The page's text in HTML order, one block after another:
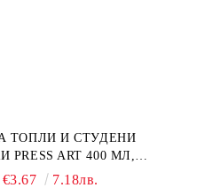
ТОПЛИ И СТУДЕНИ
PRESS ART 400 МЛ,
СТЪКЛО
€3.67 7.18лв.